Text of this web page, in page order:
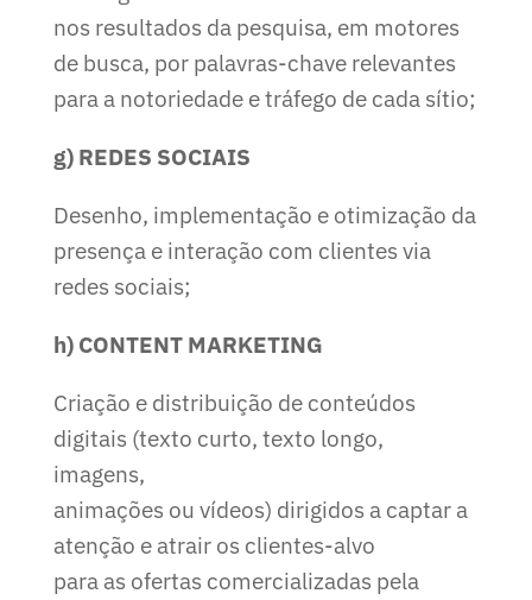
nos resultados da pesquisa, em motores
de busca, por palavras-chave relevantes
para a notoriedade e tráfego de cada sítio;
g) REDES SOCIAIS
Desenho, implementação e otimização da
presença e interação com clientes via
redes sociais;
h) CONTENT MARKETING
Criação e distribuição de conteúdos
digitais (texto curto, texto longo,
imagens,
animações ou vídeos) dirigidos a captar a
atenção e atrair os clientes-alvo
para as ofertas comercializadas pela